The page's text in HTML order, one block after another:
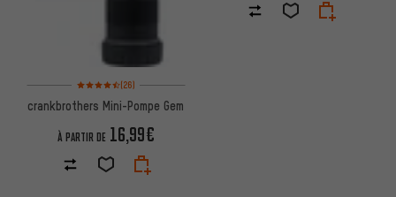
Note moyenne : 4,5 sur 5 d'après 26 avis
(26)
crankbrothers Mini-Pompe Gem
À PARTIR DE 16,99€